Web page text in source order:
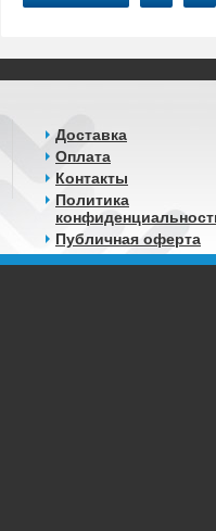
Доставка
Оплата
Контакты
Политика
Публичная оферта